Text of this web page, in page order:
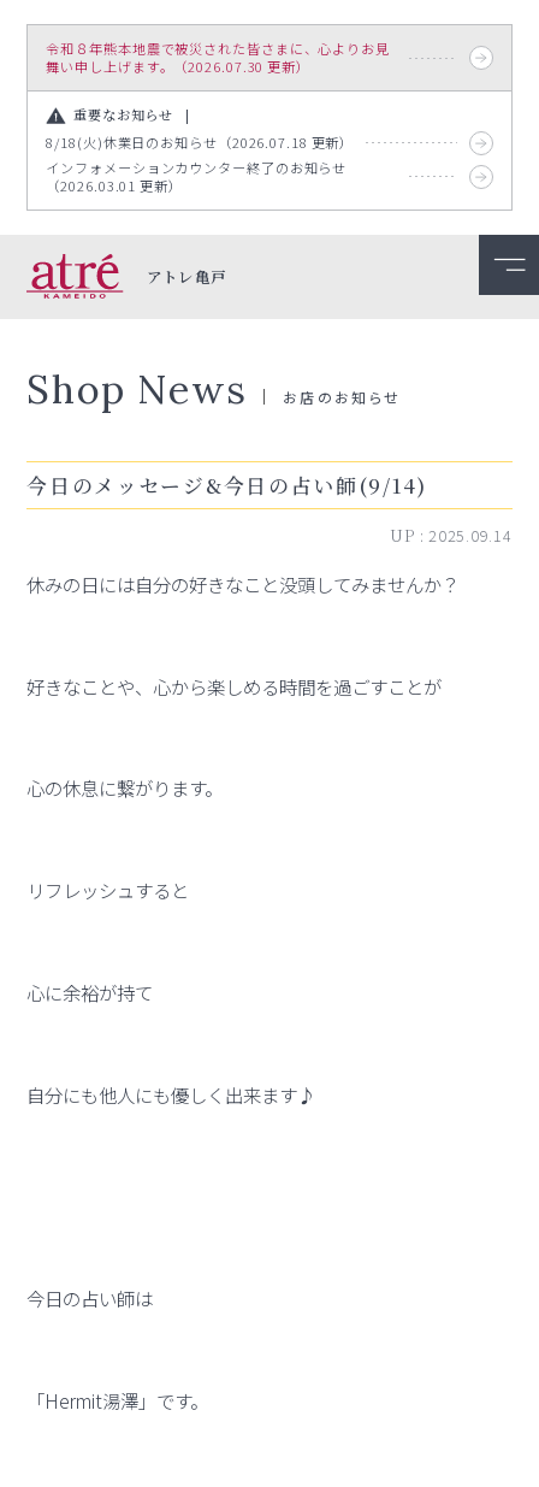
令和８年熊本地震で被災された皆さまに、心よりお見
舞い申し上げます。（2026.07.30 更新）
重要なお知らせ
8/18(火)休業日のお知らせ（2026.07.18 更新）
インフォメーションカウンター終了のお知らせ
（2026.03.01 更新）
アトレ亀戸
Shop News お店のお知らせ
今日のメッセージ&今日の占い師(9/14)
UP :2025.09.14
休みの日には自分の好きなこと没頭してみませんか？
好きなことや、心から楽しめる時間を過ごすことが
心の休息に繋がります。
リフレッシュすると
心に余裕が持て
自分にも他人にも優しく出来ます♪
今日の占い師は
「Hermit湯澤」です。